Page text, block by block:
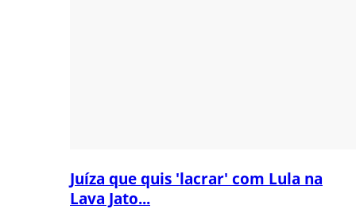
Juíza que quis 'lacrar' com Lula na
Lava Jato...